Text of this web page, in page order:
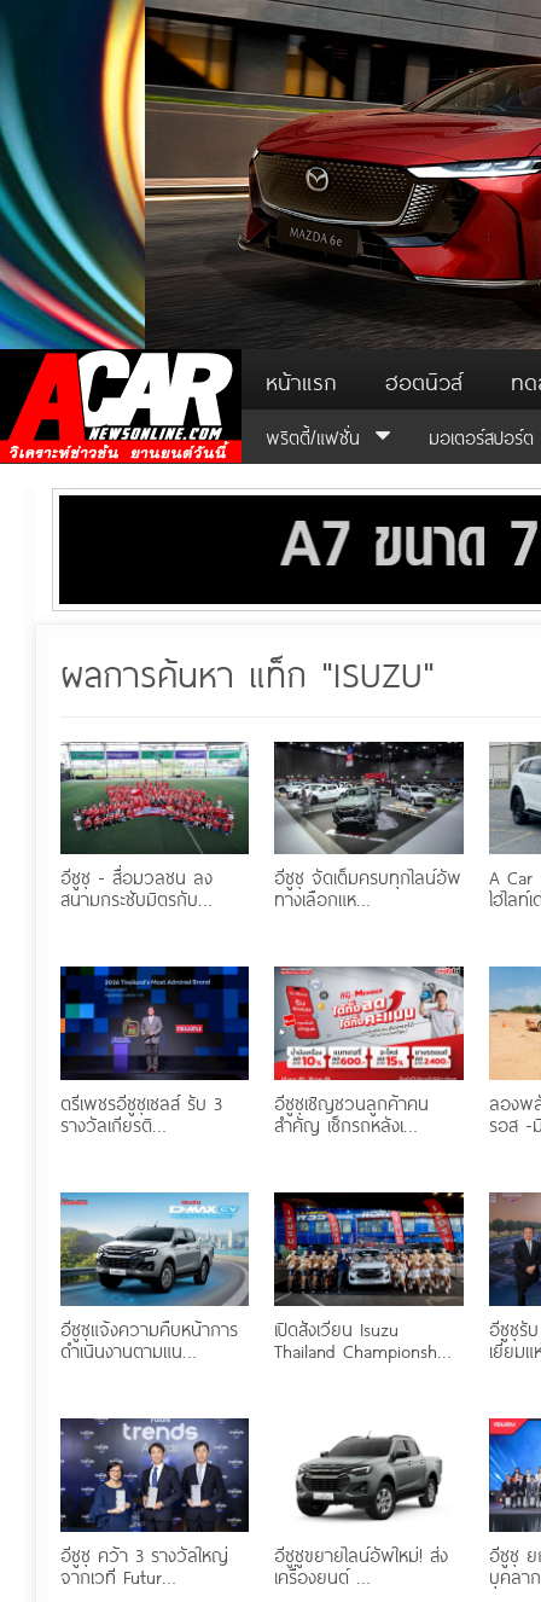
หน้าแรก ฮอตนิวส์ ท
พริตตี้/แฟชั่น มอเตอร์สปอร์ต
ผลการค้นหา แท็ก "ISUZU"
อีซูซุ - สื่อมวลชน ลง
สนามกระชับมิตรกับ…
อีซูซุ จัดเต็มครบทุกไลน์อัพ
ทางเลือกแห…
A
ไฮไล
ตรีเพชรอีซูซุเซลส์ รับ 3
รางวัลเกียรติ…
อีซูซุเชิญชวนลูกค้าคน
สำคัญ เช็กรถหลังเ…
ลองพ
รอส -
อีซูซุแจ้งความคืบหน้าการ
ดำเนินงานตามแน…
เปิดสังเวียน Isuzu
Thailand Championsh…
อีซูซุรั
เยี่ยม
อีซูซุ คว้า 3 รางวัลใหญ่
จากเวที Futur…
อีซูซูขยายไลน์อัพใหม่! ส่ง
เครื่องยนต์ …
อีซูซุ
บุคลา